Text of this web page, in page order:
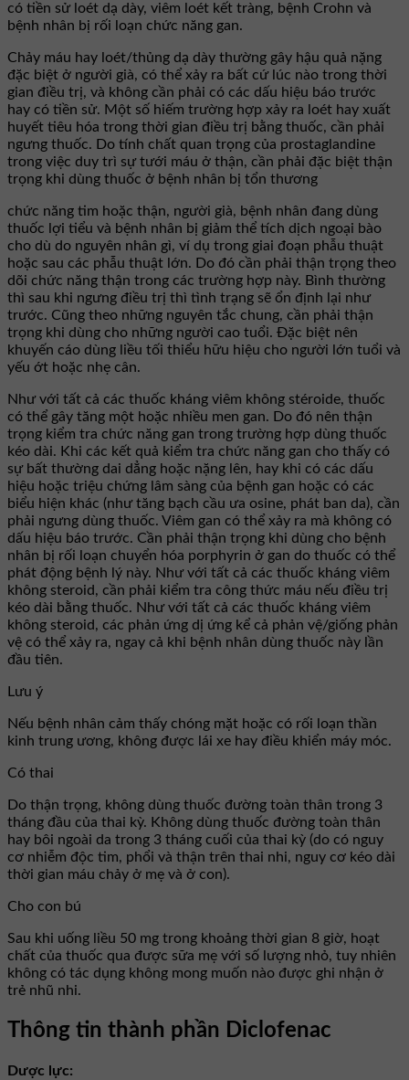
có tiền sử loét dạ dày, viêm loét kết tràng, bệnh Crohn và
bệnh nhân bị rối loạn chức năng gan.
Chảy máu hay loét/thủng dạ dày thường gây hậu quả nặng
đặc biệt ở người già, có thể xảy ra bất cứ lúc nào trong thời
gian điều trị, và không cần phải có các dấu hiệu báo trước
hay có tiền sử. Một số hiếm trường hợp xảy ra loét hay xuất
huyết tiêu hóa trong thời gian điều trị bằng thuốc, cần phải
ngưng thuốc. Do tính chất quan trọng của prostaglandine
trong việc duy trì sự tưới máu ở thận, cần phải đặc biệt thận
trọng khi dùng thuốc ở bệnh nhân bị tổn thương
chức năng tim hoặc thận, người già, bệnh nhân đang dùng
thuốc lợi tiểu và bệnh nhân bị giảm thể tích dịch ngoại bào
cho dù do nguyên nhân gì, ví dụ trong giai đoạn phẫu thuật
hoặc sau các phẫu thuật lớn. Do đó cần phải thận trọng theo
dõi chức năng thận trong các trường hợp này. Bình thường
thì sau khi ngưng điều trị thì tình trạng sẽ ổn định lại như
trước. Cũng theo những nguyên tắc chung, cần phải thận
trọng khi dùng cho những người cao tuổi. Đặc biệt nên
khuyến cáo dùng liều tối thiểu hữu hiệu cho người lớn tuổi và
yếu ớt hoặc nhẹ cân.
Như với tất cả các thuốc kháng viêm không stéroide, thuốc
có thể gây tăng một hoặc nhiều men gan. Do đó nên thận
trọng kiểm tra chức năng gan trong trường hợp dùng thuốc
kéo dài. Khi các kết quả kiểm tra chức năng gan cho thấy có
sự bất thường dai dẳng hoặc nặng lên, hay khi có các dấu
hiệu hoặc triệu chứng lâm sàng của bệnh gan hoặc có các
biểu hiện khác (như tăng bạch cầu ưa osine, phát ban da), cần
phải ngưng dùng thuốc. Viêm gan có thể xảy ra mà không có
dấu hiệu báo trước. Cần phải thận trọng khi dùng cho bệnh
nhân bị rối loạn chuyển hóa porphyrin ở gan do thuốc có thể
phát động bệnh lý này. Như với tất cả các thuốc kháng viêm
không steroid, cần phải kiểm tra công thức máu nếu điều trị
kéo dài bằng thuốc. Như với tất cả các thuốc kháng viêm
không steroid, các phản ứng dị ứng kể cả phản vệ/giống phản
vệ có thể xảy ra, ngay cả khi bệnh nhân dùng thuốc này lần
đầu tiên.
Lưu ý
Nếu bệnh nhân cảm thấy chóng mặt hoặc có rối loạn thần
kinh trung ương, không được lái xe hay điều khiển máy móc.
Có thai
Do thận trọng, không dùng thuốc đường toàn thân trong 3
tháng đầu của thai kỳ. Không dùng thuốc đường toàn thân
hay bôi ngoài da trong 3 tháng cuối của thai kỳ (do có nguy
cơ nhiễm độc tim, phổi và thận trên thai nhi, nguy cơ kéo dài
thời gian máu chảy ở mẹ và ở con).
Cho con bú
Sau khi uống liều 50 mg trong khoảng thời gian 8 giờ, hoạt
chất của thuốc qua được sữa mẹ với số lượng nhỏ, tuy nhiên
không có tác dụng không mong muốn nào được ghi nhận ở
trẻ nhũ nhi.
Thông tin thành phần Diclofenac
Dược lực: